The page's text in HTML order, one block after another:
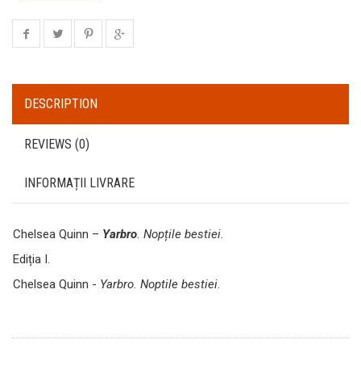
DESCRIPTION
REVIEWS (0)
INFORMAȚII LIVRARE
Chelsea Quinn – Yarbro. Nopțile bestiei.
Ediția I.
Chelsea Quinn - Yarbro. Noptile bestiei.